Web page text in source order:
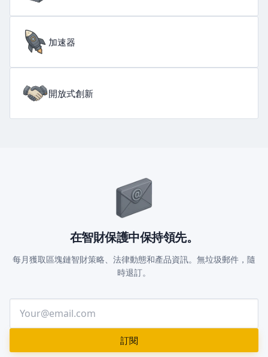
加速器
開放式創新
在智財保護中保持領先。
每月獲取區塊鏈智財策略、法律動態和產品資訊。無垃圾郵件，隨
時退訂。
訂閱